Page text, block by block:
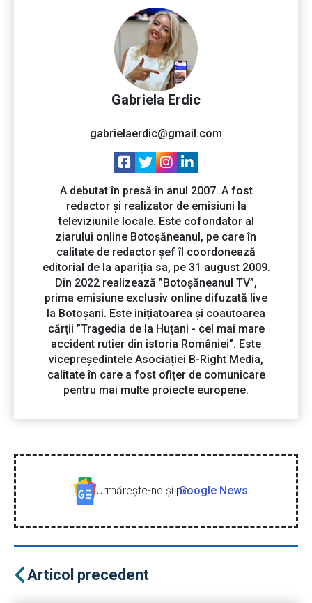
Gabriela Erdic
gabrielaerdic@gmail.com
A debutat în presă în anul 2007. A fost
redactor și realizator de emisiuni la
televiziunile locale. Este cofondator al
ziarului online Botoșăneanul, pe care în
calitate de redactor șef îl coordonează
editorial de la apariția sa, pe 31 august 2009.
Din 2022 realizează ”Botoșăneanul TV”,
prima emisiune exclusiv online difuzată live
la Botoșani. Este inițiatoarea și coautoarea
cărții ”Tragedia de la Huțani - cel mai mare
accident rutier din istoria României”. Este
vicepreședintele Asociației B-Right Media,
calitate în care a fost ofițer de comunicare
pentru mai multe proiecte europene.
Urmăreşte-ne şi peGoogle News
Articol precedent